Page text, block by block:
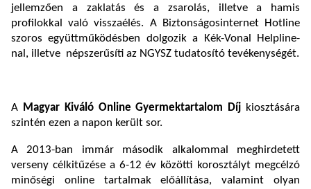
jellemzően a zaklatás és a zsarolás, illetve a hamis
profilokkal való visszaélés. A Biztonságosinternet Hotline
szoros együttműködésben dolgozik a Kék-Vonal Helpline-
nal, illetve népszerűsíti az NGYSZ tudatosító tevékenységét.
A Magyar Kiváló Online Gyermektartalom Díj kiosztására
szintén ezen a napon került sor.
A 2013-ban immár második alkalommal meghirdetett
verseny célkitűzése a 6-12 év közötti korosztályt megcélzó
minőségi online tartalmak előállítása, valamint olyan